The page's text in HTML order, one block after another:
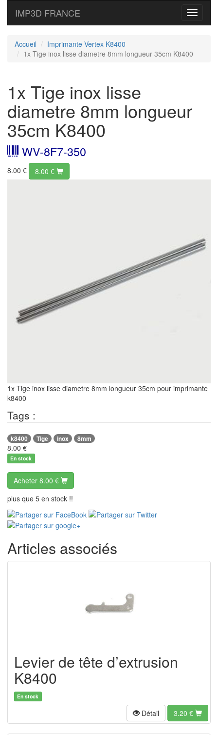
Toggle
IMP3D FRANCE
Accueil
Imprimante Vertex K8400
1x Tige inox lisse diametre 8mm longueur 35cm K8400
1x Tige inox lisse
diametre 8mm longueur
35cm K8400
WV-8F7-350
8.00 € 8.00 €
1x Tige inox lisse diametre 8mm longueur 35cm pour imprimante
k8400
Tags :
k8400 Tige inox 8mm
8.00 €
En stock
Acheter 8.00 €
plus que 5 en stock !!
Articles associés
Levier de tête d’extrusion
K8400
En stock
Détail 3.20 €